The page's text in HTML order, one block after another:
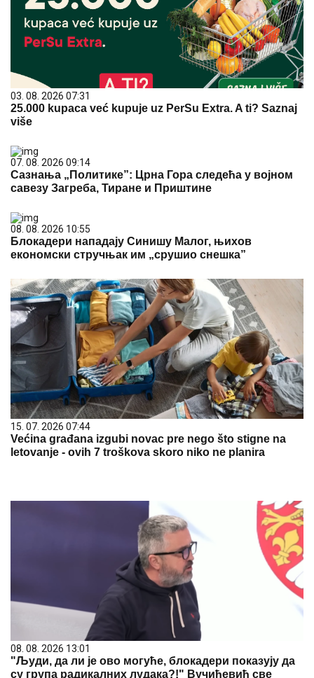
03. 08. 2026 07:31
25.000 kupaca već kupuje uz PerSu Extra. A ti? Saznaj
više
07. 08. 2026 09:14
Сазнања „Политике”: Црна Гора следећа у војном
савезу Загреба, Тиране и Приштине
08. 08. 2026 10:55
Блокадери нападају Синишу Малог, њихов
економски стручњак им „срушио снешка”
15. 07. 2026 07:44
Većina građana izgubi novac pre nego što stigne na
letovanje - ovih 7 troškova skoro niko ne planira
08. 08. 2026 13:01
"Људи, да ли је ово могуће, блокадери показују да
су група радикалних лудака?!" Вучићевић све